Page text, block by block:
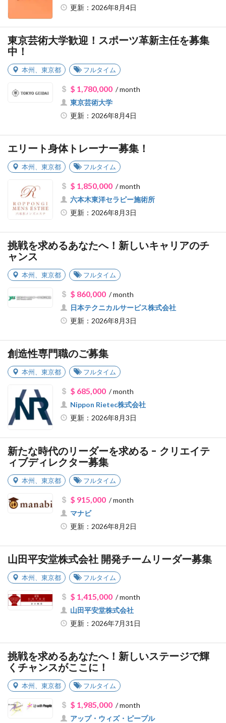
更新：2026年8月4日
東京芸術大学歓迎！スポーツ革新主任を募集
中！
本州 東京都 フルタイム
$ 1,780,000/ month
東京芸術大学
更新：2026年8月4日
エリート身体トレーナー募集！
本州 東京都 フルタイム
$ 1,850,000/ month
六本木東洋セラピー施術所
更新：2026年8月3日
挑戦を求めるあなたへ！新しいキャリアのチ
ャンス
本州 東京都 フルタイム
$ 860,000/ month
日本テクニカルサービス株式会社
更新：2026年8月3日
創造性専門職のご募集
本州 東京都 フルタイム
$ 685,000/ month
Nippon Rietec株式会社
更新：2026年8月3日
新たな時代のリーダーを求める - クリエイテ
ィブディレクター募集
本州 東京都 フルタイム
$ 915,000/ month
マナビ
更新：2026年8月2日
山田平安堂株式会社 開発チームリーダー募集
本州 東京都 フルタイム
$ 1,415,000/ month
山田平安堂株式会社
更新：2026年7月31日
挑戦を求めるあなたへ！新しいステージで輝
くチャンスがここに！
本州 東京都 フルタイム
$ 1,985,000/ month
アップ・ウィズ・ピープル